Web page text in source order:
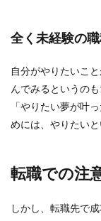
全く未経験の
自分がやりたいこ
んでみるというのも
「やりたい夢が叶
めには、やりたい
転職での注
しかし、転職先で